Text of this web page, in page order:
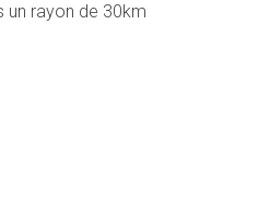
un rayon de 30km